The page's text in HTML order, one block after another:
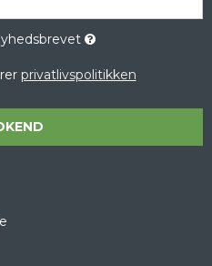
privatlivspolitikken